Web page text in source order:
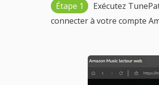
Étape 1
Exécutez
connecter à votre compte